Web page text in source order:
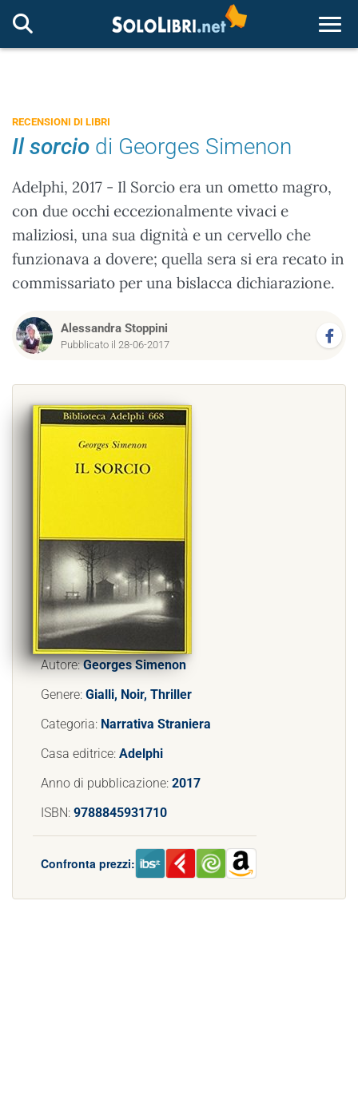
RECENSIONI DI LIBRI
Il sorcio di Georges Simenon
Adelphi, 2017 - Il Sorcio era un ometto magro,
con due occhi eccezionalmente vivaci e
maliziosi, una sua dignità e un cervello che
funzionava a dovere; quella sera si era recato in
commissariato per una bislacca dichiarazione.
Alessandra Stoppini
Pubblicato il 28-06-2017
Autore:Georges Simenon
Genere: Gialli, Noir, Thriller
Categoria: Narrativa Straniera
Casa editrice: Adelphi
Anno di pubblicazione: 2017
ISBN: 9788845931710
Confronta prezzi: